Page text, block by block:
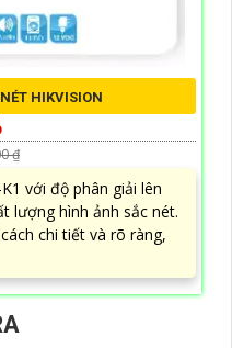
HIKVISION
₫
với độ phân giải lên
lượng hình ảnh sắc nét.
chi tiết và rõ ràng,